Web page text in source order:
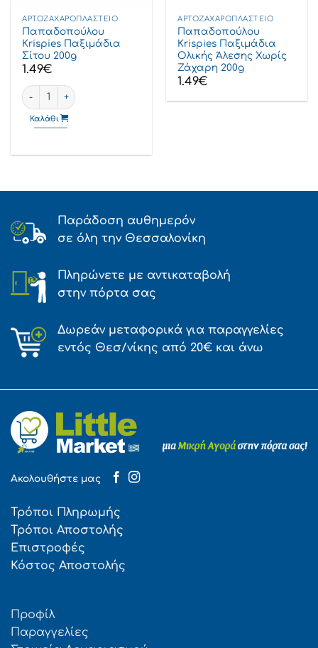
ΑΡΤΟΖΑΧΑΡΟΠΛΑΣΤΕΊΟ
Παπαδοπούλου
Krispies Παξιμάδια
Σίτου 200g
1.49€
Παπαδοπούλου Krispies Παξιμάδια Σίτου 200g ποσότητα
Καλάθι
ΑΡΤΟΖΑΧΑΡΟΠΛΑΣΤΕΊΟ
Παπαδοπούλου
Krispies Παξιμάδια
Ολικής Άλεσης Χωρίς
Ζάχαρη 200g
1.49€
Παράδοση αυθημερόν
σε όλη την Θεσσαλονίκη
Πληρώνετε με αντικαταβολή
στην πόρτα σας
Δωρεάν μεταφορικά για παραγγελίες
εντός Θεσ/νίκης από 20€ και άνω
Ακολουθήστε μας
Τρόποι Πληρωμής
Τρόποι Αποστολής
Επιστροφές
Κόστος Αποστολής
Προφίλ
Παραγγελίες